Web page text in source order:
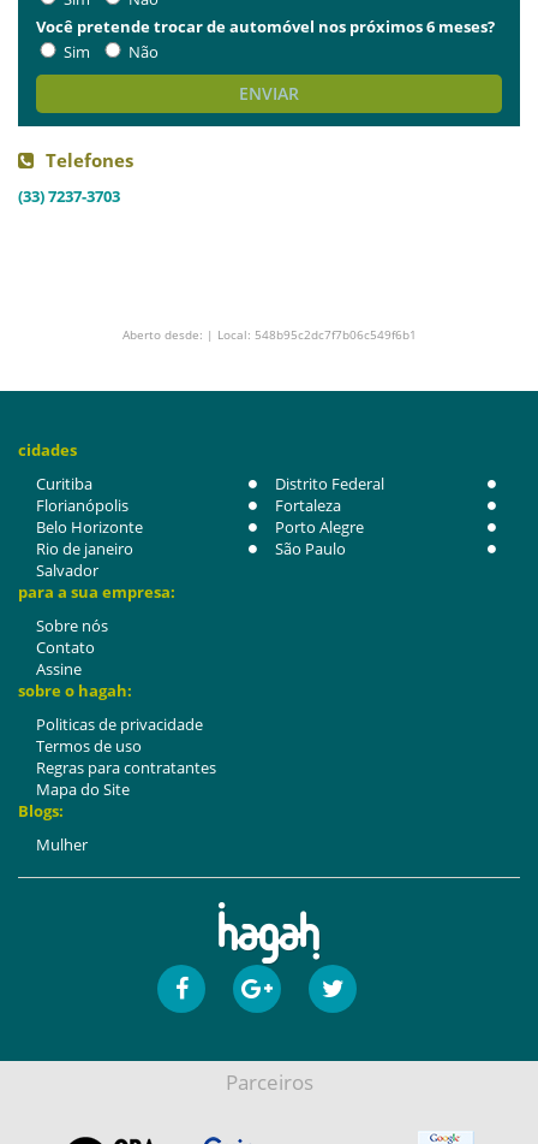
Você pretende trocar de automóvel nos próximos 6 meses?
Sim
Não
ENVIAR
Telefones
(33) 7237-3703
Aberto desde: | Local: 548b95c2dc7f7b06c549f6b1
cidades
Curitiba
Distrito Federal
Florianópolis
Fortaleza
Belo Horizonte
Porto Alegre
Rio de janeiro
São Paulo
Salvador
para a sua empresa:
Sobre nós
Contato
Assine
sobre o hagah:
Politicas de privacidade
Termos de uso
Regras para contratantes
Mapa do Site
Blogs:
Mulher
Parceiros